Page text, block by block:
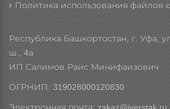
Политика использования файлов
Республика Башкортостан, г. Уфа,
ш., 4а
ИП Салимов Раис Минифаизович
ОГРНИП: 319028000120830